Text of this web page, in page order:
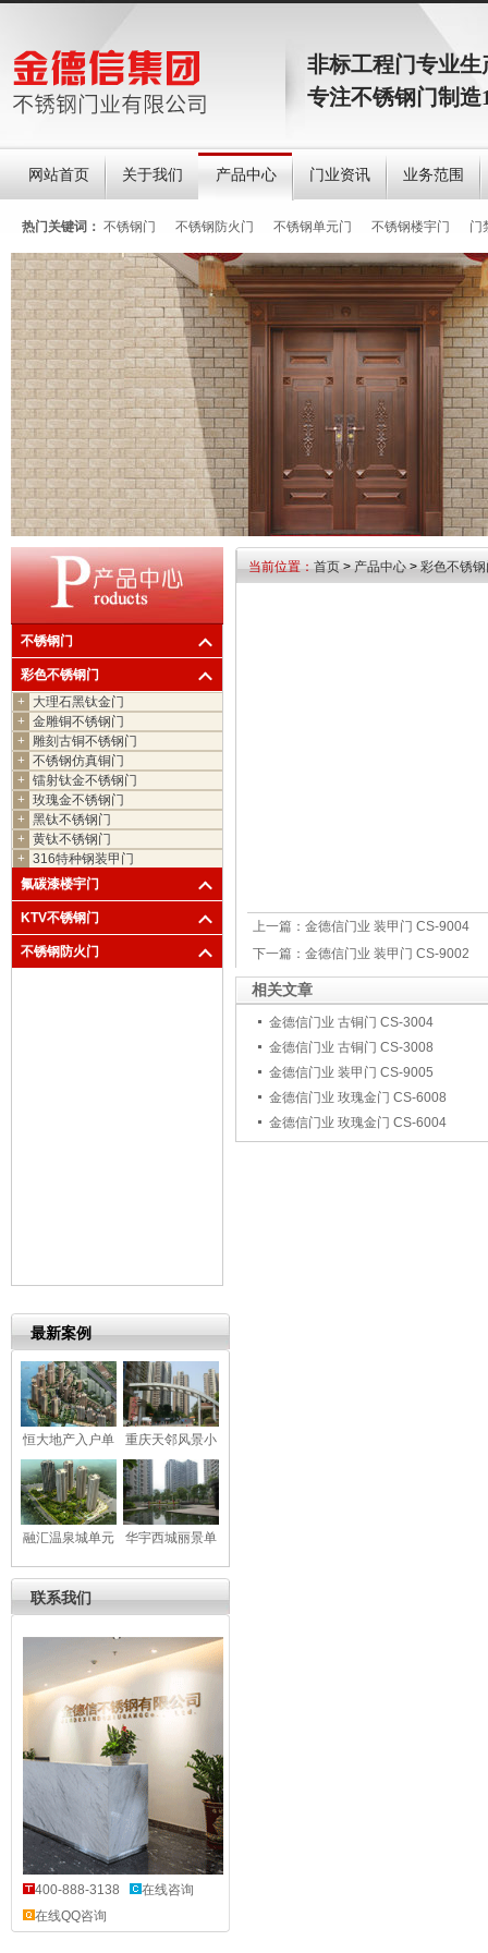
非标工程门专业生
专注不锈钢门制
网站首页 关于我们 产品中心 门业资讯 业务范围
热门关键词： 不锈钢门 不锈钢防火门 不锈钢单元门 不锈钢楼宇门 门
不锈钢门
彩色不锈钢门
+ 大理石黑钛金门
+ 金雕铜不锈钢门
+ 雕刻古铜不锈钢门
+ 不锈钢仿真铜门
+ 镭射钛金不锈钢门
+ 玫瑰金不锈钢门
+ 黑钛不锈钢门
+ 黄钛不锈钢门
+ 316特种钢装甲门
氟碳漆楼宇门
KTV不锈钢门
不锈钢防火门
最新案例
恒大地产入户单
元门
重庆天邻风景小
区单元门
融汇温泉城单元
门
华宇西城丽景单
元门
联系我们
400-888-3138
在线咨询
在线QQ咨询
当前位置：首页>产品中心>彩色不锈
上一篇： 金德信门业 装甲门 CS-9004
下一篇： 金德信门业 装甲门 CS-9002
相关文章
金德信门业 古铜门 CS-3004
金德信门业 古铜门 CS-3008
金德信门业 装甲门 CS-9005
金德信门业 玫瑰金门 CS-6008
金德信门业 玫瑰金门 CS-6004